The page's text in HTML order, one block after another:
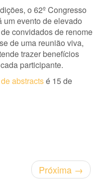
o 62º Congresso
um evento de elevado
convidados de renome
de uma reunião viva,
trazer benefícios
participante.
abstractsé 15 de
Próxima →